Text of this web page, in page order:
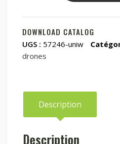
Freewell
Magnétiques
ND/PL
NEO
Day"
DOWNLOAD CATALOG
UGS : 57246-uniw
drones
Description
Description